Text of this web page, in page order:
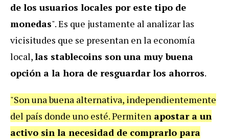
de los usuarios locales por este tipo de
monedas". Es que justamente al analizar las
vicisitudes que se presentan en la economía
local,las stablecoins son una muy buena
opción a la hora de resguardar los ahorros.
"Son una buena alternativa, independientemente
del país donde uno esté. Permiten apostar a un
activo sin la necesidad de comprarlo para